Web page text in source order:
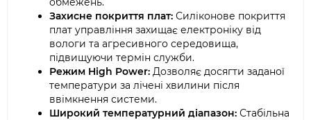
Захисне покриття плат: Силіконове покриття
плат управління захищає електроніку від
вологи та агресивного середовища,
підвищуючи термін служби.
Режим High Power: Дозволяє досягти заданої
температури за лічені хвилини після
ввімкнення системи.
Широкий температурний діапазон: Стабільна